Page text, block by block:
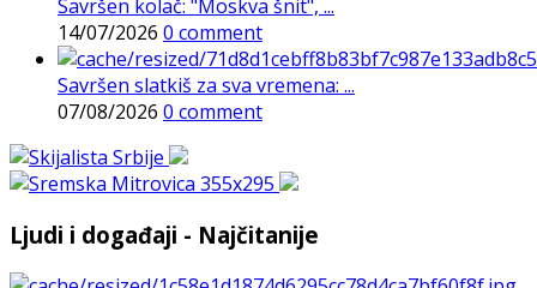
Savršen kolač: "Moskva šnit", ...
14/07/2026 0 comment
Savršen slatkiš za sva vremena: ...
07/08/2026 0 comment
Ljudi i događaji - Najčitanije